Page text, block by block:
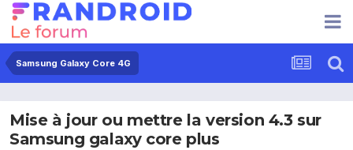
Samsung Galaxy Core 4G
Mise à jour ou mettre la version 4.3 sur
Samsung galaxy core plus